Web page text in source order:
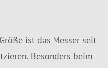
ist das Messer seit
Besonders beim